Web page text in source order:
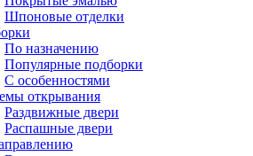
Шпоновые отделки
По назначению
Популярные подборки
С особенностями
открывания
Раздвижные двери
Распашные двери